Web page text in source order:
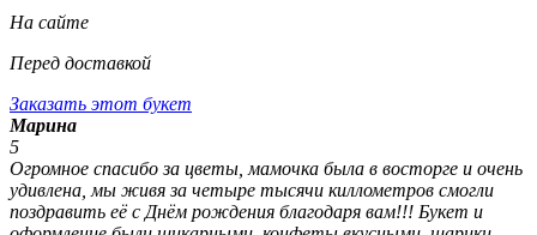
На сайте
Перед доставкой
Заказать этот букет
Марина
5
Огромное спасибо за цветы, мамочка была в восторге и очень
удивлена, мы живя за четыре тысячи киллометров смогли
поздравить её с Днём рождения благодаря вам!!! Букет и